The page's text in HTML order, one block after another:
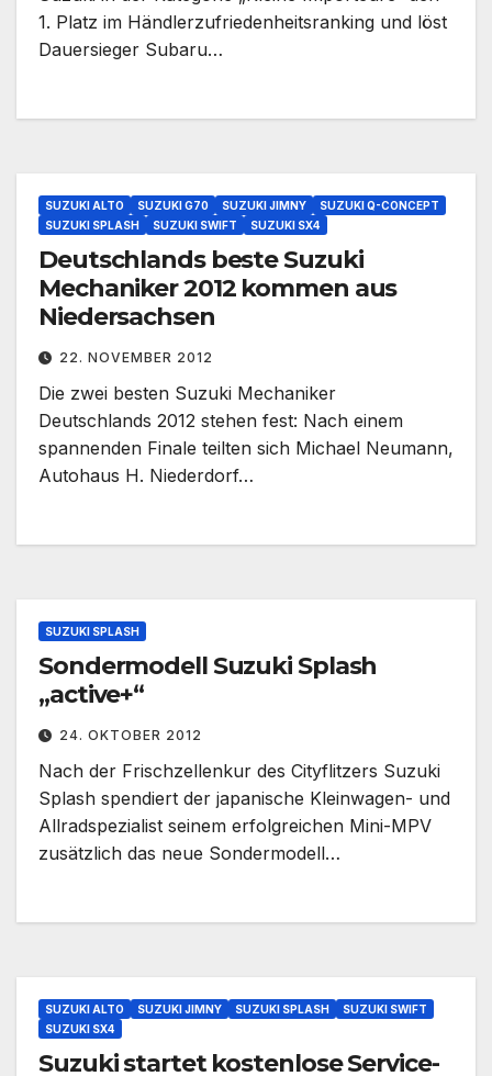
1. Platz im Händlerzufriedenheitsranking und löst
Dauersieger Subaru…
SUZUKI ALTO SUZUKI G70 SUZUKI JIMNY
SUZUKI Q-CONCEPT
SUZUKI SPLASH
SUZUKI SWIFT SUZUKI SX4
Deutschlands beste Suzuki
Mechaniker 2012 kommen aus
Niedersachsen
22. NOVEMBER 2012
Die zwei besten Suzuki Mechaniker
Deutschlands 2012 stehen fest: Nach einem
spannenden Finale teilten sich Michael Neumann,
Autohaus H. Niederdorf…
SUZUKI SPLASH
Sondermodell Suzuki Splash
„active+“
24. OKTOBER 2012
Nach der Frischzellenkur des Cityflitzers Suzuki
Splash spendiert der japanische Kleinwagen- und
Allradspezialist seinem erfolgreichen Mini-MPV
zusätzlich das neue Sondermodell…
SUZUKI ALTO SUZUKI JIMNY SUZUKI SPLASH
SUZUKI SWIFT
SUZUKI SX4
Suzuki startet kostenlose Service-